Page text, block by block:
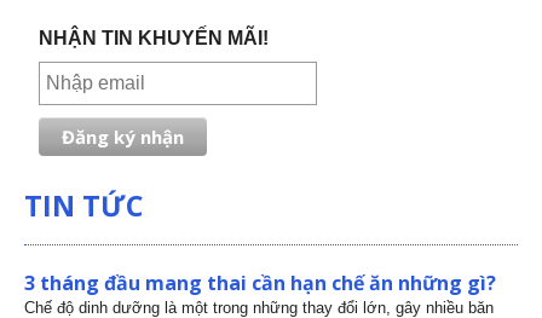
NHẬN TIN KHUYẾN MÃI!
TIN TỨC
3 tháng đầu mang thai cần hạn chế ăn những gì?
Chế độ dinh dưỡng là một trong những thay đổi lớn, gây nhiều băn